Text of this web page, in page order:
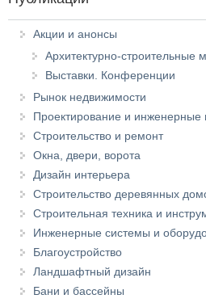
Акции и анонсы
Архитектурно-строительные
Выставки. Конференции
Рынок недвижимости
Проектирование и инженерные
Строительство и ремонт
Окна, двери, ворота
Дизайн интерьера
Строительство деревянных
Строительная техника и
Инженерные системы и
Благоустройство
Ландшафтный дизайн
Бани и бассейны